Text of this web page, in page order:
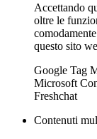
Accettando
oltre le
questo sito
Google Tag
Microsoft
Freshchat
Contenuti